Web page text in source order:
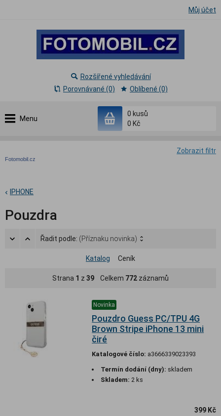
Můj účet
Menu
0 kusů
0 Kč
Rozšířené vyhledávání
Porovnávané (0)
Oblíbené (0)
Zobrazit filtr
Fotomobil.cz
IPHONE
Pouzdra
Řadit podle: (Příznaku novinka)
Katalog Ceník
Strana 1 z 39 Celkem 772 záznamů
Novinka
Pouzdro Guess PC/TPU 4G
Brown Stripe iPhone 13 mini
čiré
Katalogové číslo: a3666339023393
Termín dodání (dny): skladem
Skladem: 2 ks
399 Kč